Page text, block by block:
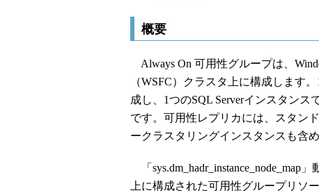
概要
Always On 可用性グループは、
（WSFC）クラスタ上に構成します
成し、1つのSQL Serverインスタン
です。可用性レプリカには、スタン
ークラスタリングインスタンスも含
「sys.dm_hadr_instance_node_map
上に構成された可用性グループリソ